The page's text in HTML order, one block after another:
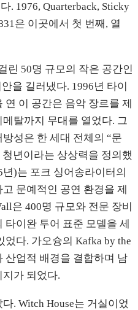
. 1976, Quarterback, Sticky
은 이곳에서 첫 번째, 열
린 50명 규모의 작은 공간인
을 길러냈다. 1996년 타이
이 공간은 음악 장르를 제
탈까지 무대를 열었다. 그
성은 한 세대 전체의 “문
년이라는 상상력을 정의했
년)는 포크 싱어송라이터의
문예적인 공연 환경을 제
은 400명 규모와 전문 장비
타이완 투어 표준 모델을 세
다. 가오슝의 Kafka by the
산업적 배경을 결합하며 남
가 되었다.
. Witch House는 거실이었